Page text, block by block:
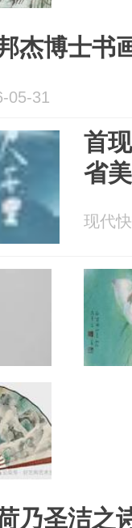
杰博士
05-31
首
省
现代
乃圣洁